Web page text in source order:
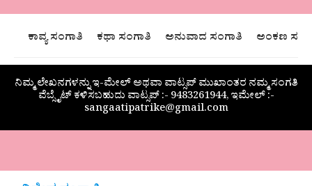
ಕಾವ್ಯ ಸಂಗಾತಿ ಕಥಾ ಸಂಗಾತಿ ಅನುವಾದ ಸಂಗಾತಿ ಅಂಕಣ
ನಿಮ್ಮ ಲೇಖನಗಳನ್ನು ಇ-ಮೇಲ್ ಅಥವಾ ವಾಟ್ಸಪ್ ಮುಖಾಂತರ ನಮ್ಮ ಸಂಗತಿ
ವೆಬ್ಸೈಟ್ ಕಳಿಸಬಹುದು ವಾಟ್ಸಪ್‌ :- 9483261944, ಇಮೇಲ್ :-
sangaatipatrike@gmail.com